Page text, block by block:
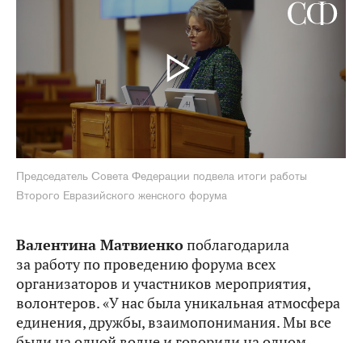
Председатель Совета Федерации подвела итоги работы
Второго Евразийского женского форума
Валентина Матвиенкопоблагодарила
за работу по проведению форума всех
организаторов и участников мероприятия,
волонтеров. «У нас была уникальная атмосфера
единения, дружбы, взаимопонимания. Мы все